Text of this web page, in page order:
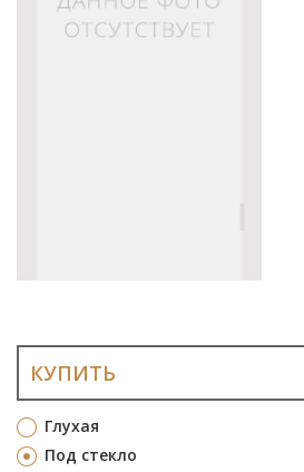
Глухая
Под стекло
КУПИТЬ